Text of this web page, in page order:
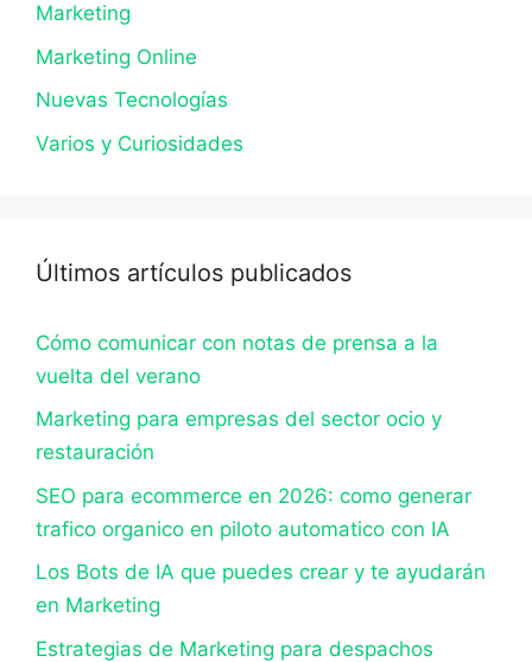
Marketing
Marketing Online
Nuevas Tecnologías
Varios y Curiosidades
Últimos artículos publicados
Cómo comunicar con notas de prensa a la
vuelta del verano
Marketing para empresas del sector ocio y
restauración
SEO para ecommerce en 2026: como generar
trafico organico en piloto automatico con IA
Los Bots de IA que puedes crear y te ayudarán
en Marketing
Estrategias de Marketing para despachos